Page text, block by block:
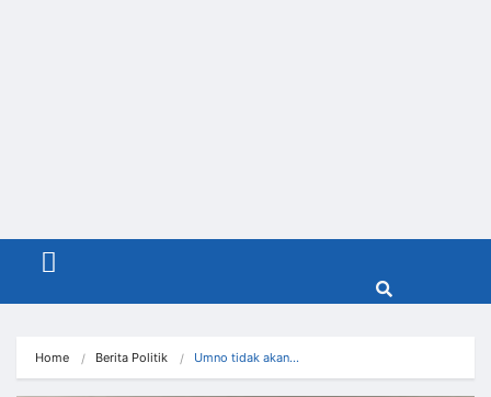
Menu
Home Berita Politik Umno tidak akan…